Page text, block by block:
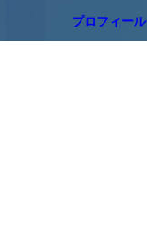
プロフィール